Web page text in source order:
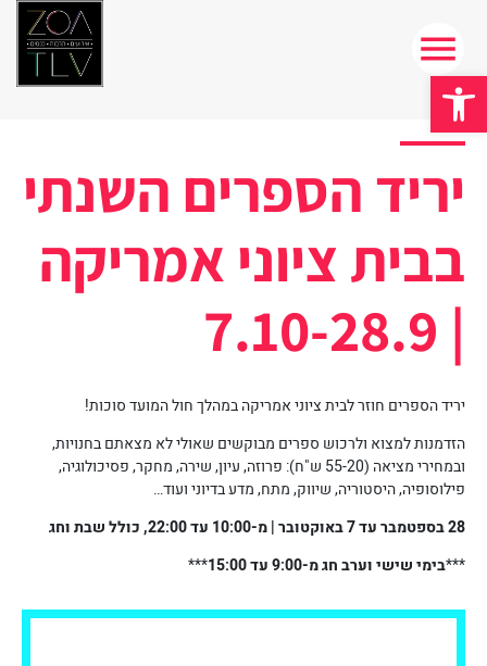
פתח סרגל נגישות
יריד הספרים השנתי
בבית ציוני אמריקה
| 7.10-28.9
יריד הספרים חוזר לבית ציוני אמריקה במהלך חול המועד סוכות!
הזדמנות למצוא ולרכוש ספרים מבוקשים שאולי לא מצאתם בחנויות,
ובמחירי מציאה (55-20 ש"ח): פרוזה, עיון, שירה, מחקר, פסיכולוגיה,
פילוסופיה, היסטוריה, שיווק, מתח, מדע בדיוני ועוד…
28 בספטמבר עד 7 באוקטובר | מ-10:00 עד 22:00, כולל שבת וחג
***בימי שישי וערב חג מ-9:00 עד 15:00 ***